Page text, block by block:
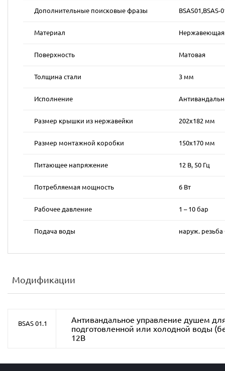
Дополнительные поисковые фразы BSAS01,BSAS-
Материал Нержавеющая
Поверхность Матовая
Толщина стали 3 мм
Исполнение
Размер крышки из нержавейки 202х182 мм
Размер монтажной коробки 150х170 мм
Питающее напряжение 12 В, 50 Гц
Потребляемая мощность 6 Вт
Рабочее давление 1 – 10 бар
Подача воды наруж. резьба
Модификации
BSAS 01.1
Антивандальное управление душем
подготовленной или холодной воды
12В